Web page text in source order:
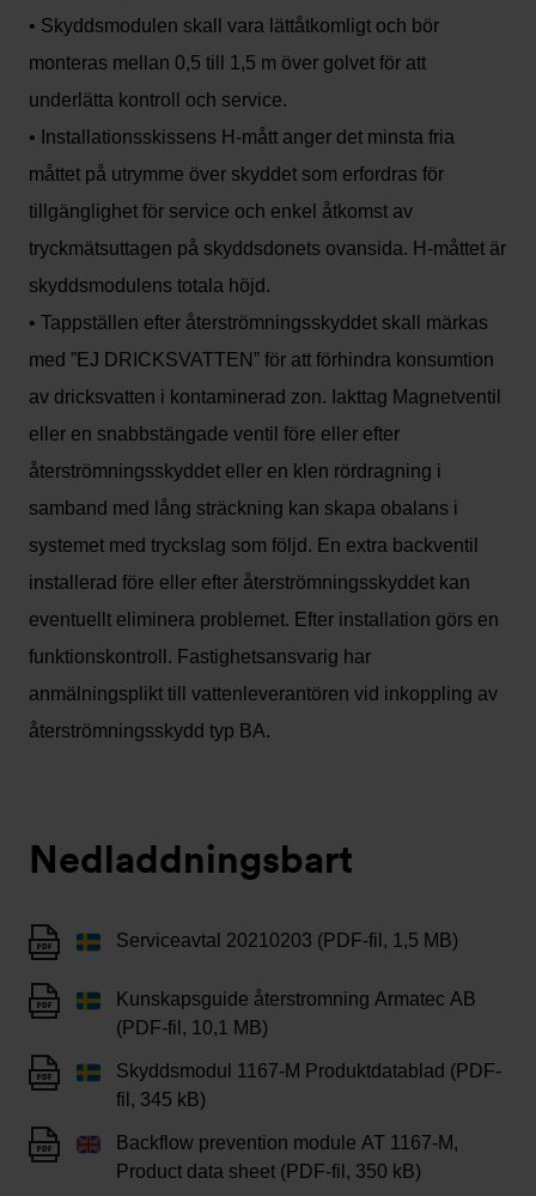
• Skyddsmodulen skall vara lättåtkomligt och bör
monteras mellan 0,5 till 1,5 m över golvet för att
underlätta kontroll och service.
• Installationsskissens H-mått anger det minsta fria
måttet på utrymme över skyddet som erfordras för
tillgänglighet för service och enkel åtkomst av
tryckmätsuttagen på skyddsdonets ovansida. H-måttet är
skyddsmodulens totala höjd.
• Tappställen efter återströmningsskyddet skall märkas
med ”EJ DRICKSVATTEN” för att förhindra konsumtion
av dricksvatten i kontaminerad zon. Iakttag Magnetventil
eller en snabbstängade ventil före eller efter
återströmningsskyddet eller en klen rördragning i
samband med lång sträckning kan skapa obalans i
systemet med tryckslag som följd. En extra backventil
installerad före eller efter återströmningsskyddet kan
eventuellt eliminera problemet. Efter installation görs en
funktionskontroll. Fastighetsansvarig har
anmälningsplikt till vattenleverantören vid inkoppling av
återströmningsskydd typ BA.
Nedladdningsbart
Serviceavtal 20210203 (PDF-fil, 1,5 MB)
Kunskapsguide återstromning Armatec AB
(PDF-fil, 10,1 MB)
Skyddsmodul 1167-M Produktdatablad (PDF-
fil, 345 kB)
Backflow prevention module AT 1167-M,
Product data sheet (PDF-fil, 350 kB)